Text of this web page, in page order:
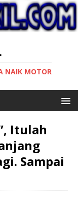
NAIK MOTOR
Itulah
Sampai